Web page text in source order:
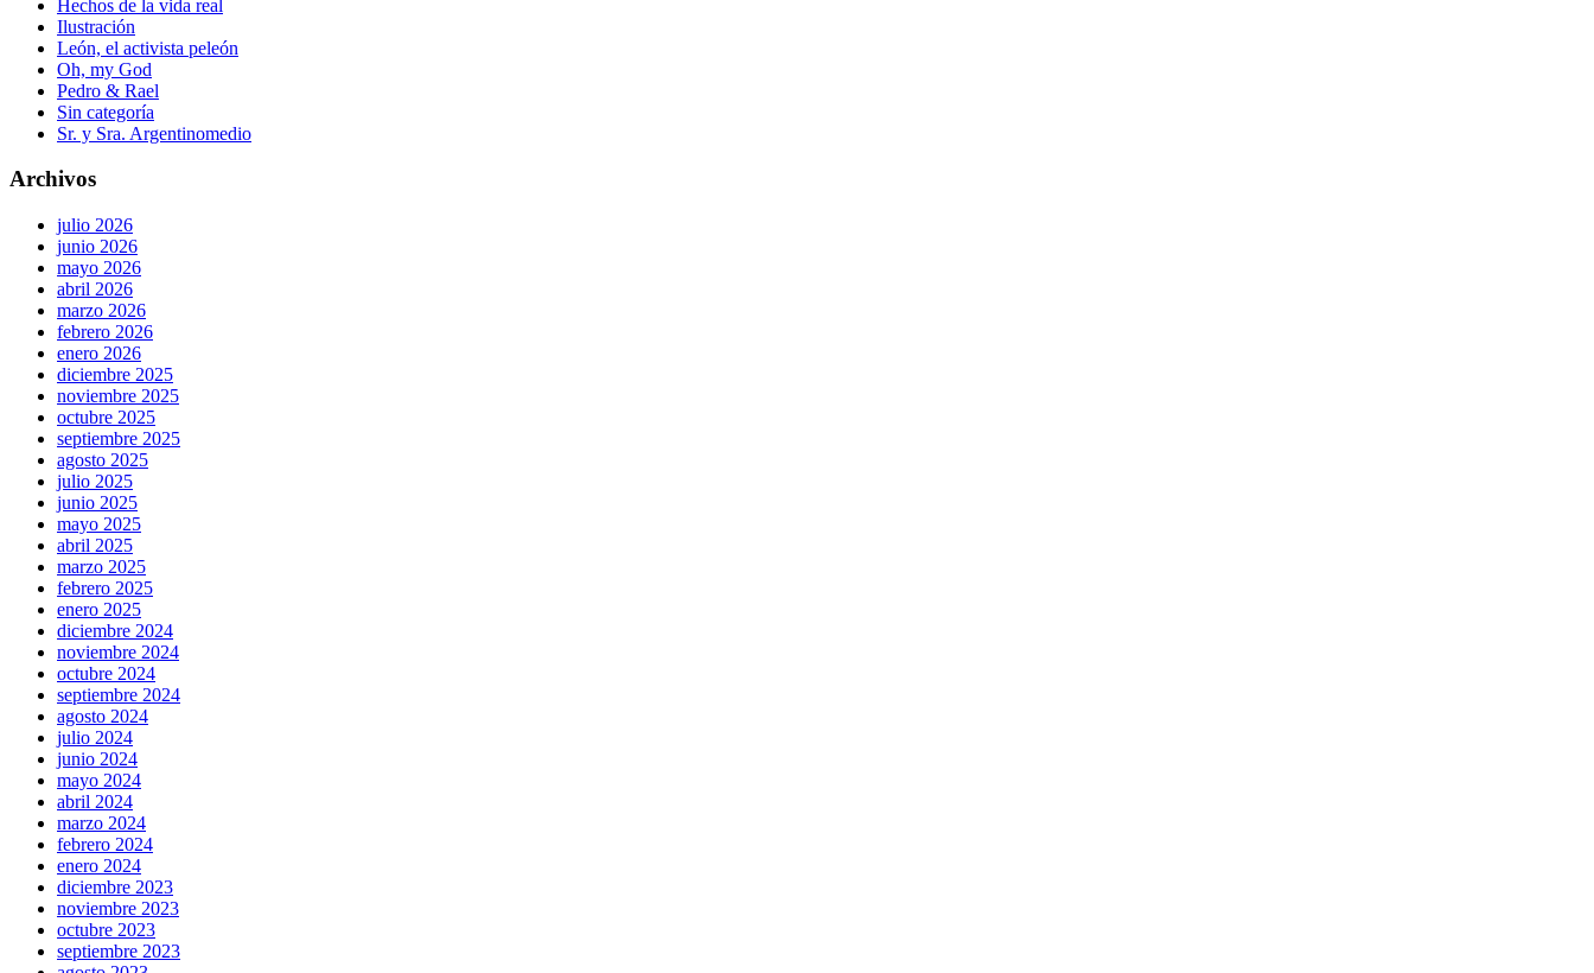
Hechos de la vida real
Ilustración
León, el activista peleón
Oh, my God
Pedro & Rael
Sin categoría
Sr. y Sra. Argentinomedio
Archivos
julio 2026
junio 2026
mayo 2026
abril 2026
marzo 2026
febrero 2026
enero 2026
diciembre 2025
noviembre 2025
octubre 2025
septiembre 2025
agosto 2025
julio 2025
junio 2025
mayo 2025
abril 2025
marzo 2025
febrero 2025
enero 2025
diciembre 2024
noviembre 2024
octubre 2024
septiembre 2024
agosto 2024
julio 2024
junio 2024
mayo 2024
abril 2024
marzo 2024
febrero 2024
enero 2024
diciembre 2023
noviembre 2023
octubre 2023
septiembre 2023